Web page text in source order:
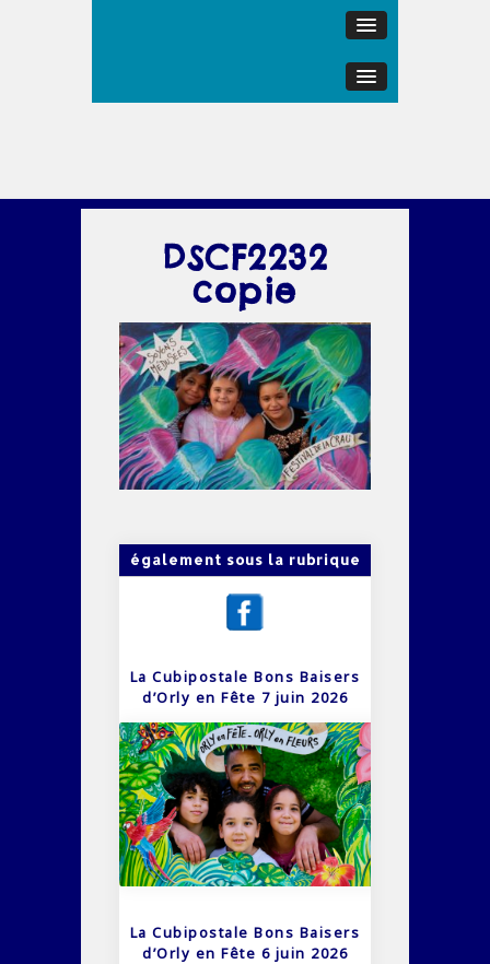
DSCF2232
copie
également sous la rubrique
La Cubipostale Bons Baisers
d’Orly en Fête 7 juin 2026
La Cubipostale Bons Baisers
d’Orly en Fête 6 juin 2026